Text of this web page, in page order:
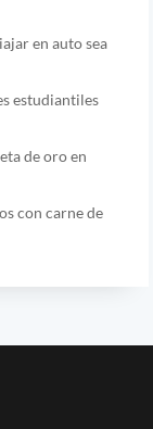
en auto sea
estudiantiles
de oro en
con carne de